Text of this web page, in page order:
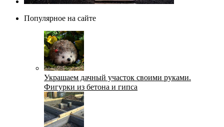
Популярное на сайте
Украшаем дачный участок своими руками.
Фигурки из бетона и гипса